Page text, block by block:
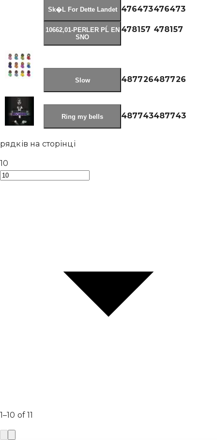
Sk�L For Dette Landet 476473476473
10662,01-PERLER PĹ EN
SNO
478157 478157
Slow 487726487726
Ring my bells 487743487743
рядків на сторінці
10
1–10 of 11